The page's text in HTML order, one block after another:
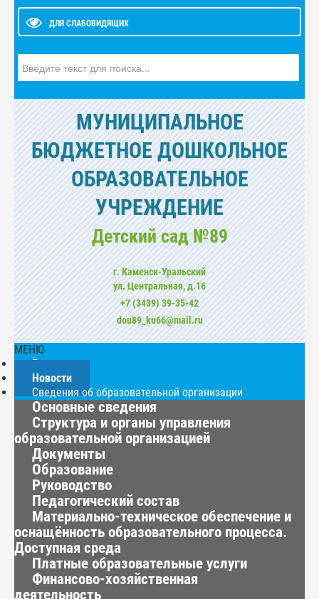
ДЛЯ СЛАБОВИДЯЩИХ
МУНИЦИПАЛЬНОЕ
БЮДЖЕТНОЕ ДОШКОЛЬНОЕ
ОБРАЗОВАТЕЛЬНОЕ
УЧРЕЖДЕНИЕ
Детский сад №89
г. Каменск-Уральский
ул. Центральная, д.16
+7 (3439) 39-35-42
dou89_ku66@mail.ru
МЕНЮ
Главная
Новости
Сведения об образовательной организации
Основные сведения
Структура и органы управления
образовательной организацией
Документы
Образование
Руководство
Педагогический состав
Материально-техническое обеспечение и
оснащённость образовательного процесса.
Доступная среда
Платные образовательные услуги
Финансово-хозяйственная
деятельность